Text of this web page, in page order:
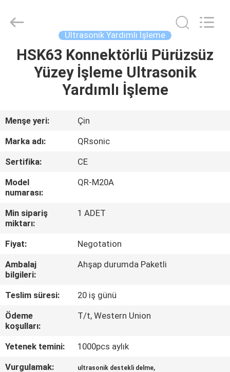
HAKKIMIZDA
TURU
KONTROLÜ
BIZE
ULAŞIN
HABERLER
DURUMLAR
Equipment
Co.,Ltd.
Reserved.
Ultrasonik Yardımlı İşleme
HSK63 Konnektörlü Pürüzsüz
Yüzey İşleme Ultrasonik
Yardımlı İşleme
Menşe yeri:
Çin
Marka adı:
QRsonic
Sertifika:
CE
Model
numarası:
QR-M20A
Min sipariş
miktarı:
1 ADET
Fiyat:
Negotation
Ambalaj
bilgileri:
Ahşap durumda Paketli
Teslim süresi:
20 iş günü
Ödeme
koşulları:
T/t, Western Union
Yetenek temini:
1000pcs aylık
Vurgulamak:
ultrasonik destekli delme,